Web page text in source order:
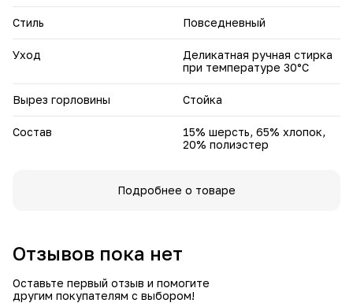
Стиль Повседневный
Уход
Деликатная ручная стирка
при температуре 30°С
Вырез горловины Стойка
Состав
15% шерсть, 65% хлопок,
20% полиэстер
Подробнее о товаре
Отзывов пока нет
Оставьте первый отзыв и помогите
другим покупателям с выбором!